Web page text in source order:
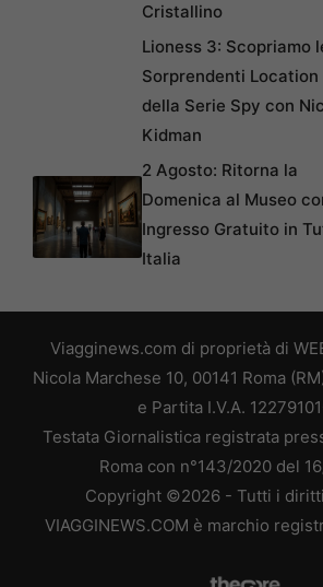
Cristallino
Lioness 3: Scopriamo
Sorprendenti Location
della Serie Spy con
Kidman
2 Agosto: Ritorna la
Domenica al Museo
Ingresso Gratuito in
Italia
Viagginews.com di proprietà di
Nicola Marchese 10, 00141 Roma
e Partita I.V.A.
Testata Giornalistica registrata
Roma con n°143/2020 del
Copyright ©2026 - Tutti i
VIAGGINEWS.COM è marchio